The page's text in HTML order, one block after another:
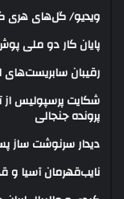
ویدیو/ گل‌های هری‌
پایان کار دو ملی
رقیبان
شکایت پرسپولیس از
پرونده جنجالی
دیدار سرنوشت ساز
نایب‌قهرمان آسیا و